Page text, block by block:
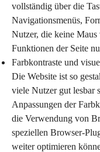
vollständig über die
Navigationsmenüs,
Nutzer, die keine
Funktionen der Seite
Farbkontraste und
Die Website ist so
viele Nutzer gut lesbar
Anpassungen der
die Verwendung von
speziellen Browser-
weiter optimieren